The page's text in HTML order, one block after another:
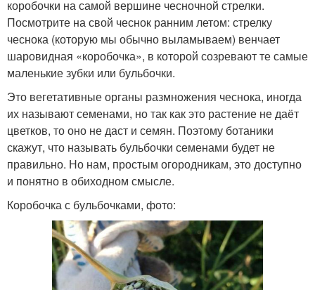
коробочки на самой вершине чесночной стрелки.
Посмотрите на свой чеснок ранним летом: стрелку
чеснока (которую мы обычно выламываем) венчает
шаровидная «коробочка», в которой созревают те самые
маленькие зубки или бульбочки.
Это вегетативные органы размножения чеснока, иногда
их называют семенами, но так как это растение не даёт
цветков, то оно не даст и семян. Поэтому ботаники
скажут, что называть бульбочки семенами будет не
правильно. Но нам, простым огородникам, это доступно
и понятно в обиходном смысле.
Коробочка с бульбочками, фото: